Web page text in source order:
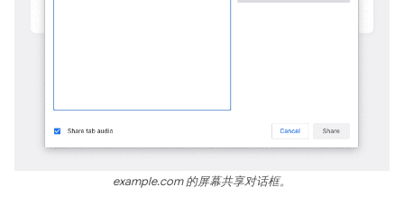
example.com 的屏幕共享对话框。